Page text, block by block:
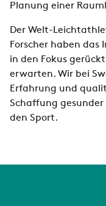
Planung einer
Der Welt-
Forscher haben
in den Fokus
erwarten. Wir bei
Erfahrung und
Schaffung
den Sport.